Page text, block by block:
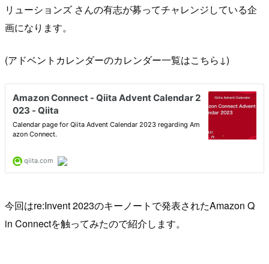
リューションズ さんの有志が募ってチャレンジしている企
画になります。
(アドベントカレンダーのカレンダー一覧はこちら↓)
今回はre:Invent 2023のキーノートで発表されたAmazon Q
in Connectを触ってみたので紹介します。